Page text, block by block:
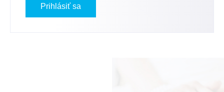
Prihlásiť sa